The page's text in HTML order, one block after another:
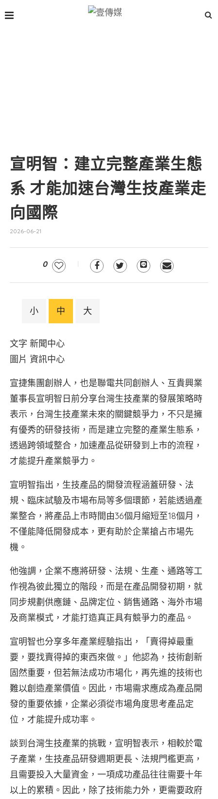
宣明智：建立完整產業生態
系 才能加速台灣生技產業走
向國際
2026-06-21
0
小 中 大
文字 新聞中心
圖片 資訊中心
宣捷集團創辦人，也是聯電共同創辦人、互貴興業
董事長宣明智日前分享台灣生技產業的發展策略時
表示，台灣生技產業未來的關鍵競爭力，不只是擁
有優秀的研發技術，而是建立完整的產業生態系，
透過跨領域整合，加速產品從研發到上市的流程，
才能提升產業競爭力。
宣明智指出，生技產品的開發流程涵蓋研發、法
規、臨床試驗及市場布局等多個環節，若能透過產
業整合，將產品上市時間由36個月縮短至18個月，
不僅能降低開發成本，更有助於企業搶占市場先
機。
他強調，企業不應將研發、法規、生產、通路等工
作視為彼此獨立的階段，而是在產品開發初期，就
同步規劃供應鏈、品牌定位、銷售通路、海外市場
及商業模式，才能打造真正具有競爭力的產品。
宣明智也分享多年產業經驗指出，「賣得掉最重
要，要找賣得掉的東西來做。」他認為，技術創新
固然重要，但若無法成功市場化，再先進的技術也
難以創造產業價值。因此，市場需求應成為產品開
發的重要依據，企業必須從市場角度思考產品定
位，才能提升成功率。
談到台灣生技產業的挑戰，宣明智表示，相較於電
子產業，生技產品研發週期更長、法規門檻更高，
且需要投入大量資金，一項成功產品往往需要十年
以上的累積。因此，除了技術能力外，更需要政府